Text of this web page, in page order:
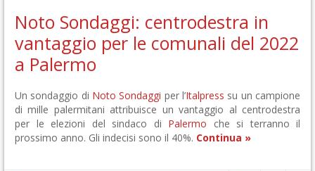
Noto Sondaggi: centrodestra in
vantaggio per le comunali del 2022
a Palermo
Un sondaggio di Noto Sondaggi per l’Italpress su un campione
di mille palermitani attribuisce un vantaggio al centrodestra
per le elezioni del sindaco di Palermo che si terranno il
prossimo anno. Gli indecisi sono il 40%. Continua »